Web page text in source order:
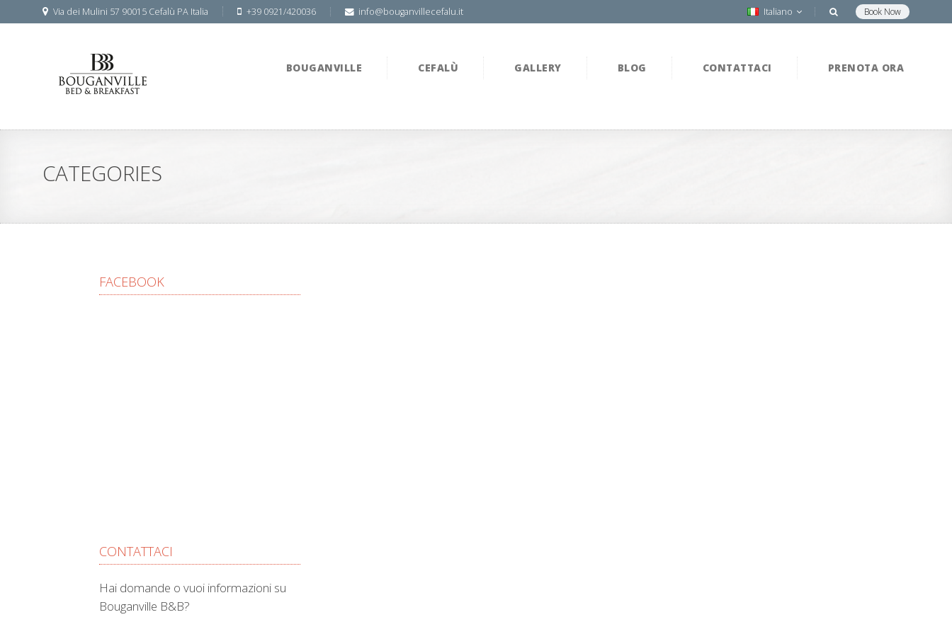
Via dei Mulini 57 90015 Cefalù PA Italia +39 0921/420036 info@bouganvillecefalu.it Book Now
Italiano
BOUGANVILLE CEFALÙ GALLERY BLOG CONTATTACI PRENOTA ORA
CATEGORIES
FACEBOOK
CONTATTACI
Hai domande o vuoi informazioni su
Bouganville B&B?